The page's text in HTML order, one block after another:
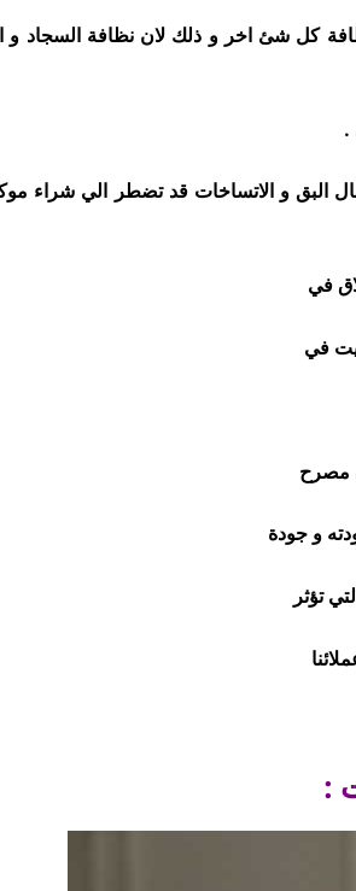
نظافة كل شئاخر و ذلك لان نظافة السجاد
.
البقو الاتساخات قد تضطر الي شراء
في
في
مصرح
و جودة
تؤثر
: